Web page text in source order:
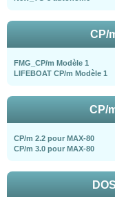
CP/
FMG_CP/m Modèle 1
LIFEBOAT CP/m Modèle 1
CP/
CP/m 2.2 pour MAX-80
CP/m 3.0 pour MAX-80